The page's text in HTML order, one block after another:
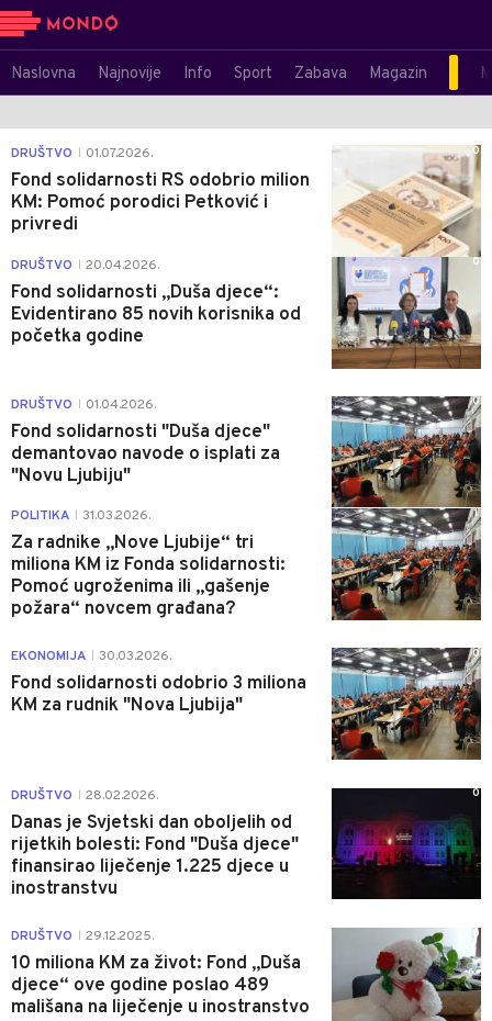
Naslovna Najnovije Info Sport Zabava Magazin
DRUŠTVO 01.07.2026.
Fond solidarnosti RS odobrio milion
KM: Pomoć porodici Petković i
privredi
0
DRUŠTVO 20.04.2026.
Fond solidarnosti „Duša djece“:
Evidentirano 85 novih korisnika od
početka godine
0
DRUŠTVO 01.04.2026.
Fond solidarnosti "Duša djece"
demantovao navode o isplati za
"Novu Ljubiju"
0
POLITIKA 31.03.2026.
Za radnike „Nove Ljubije“ tri
miliona KM iz Fonda solidarnosti:
Pomoć ugroženima ili „gašenje
požara“ novcem građana?
1
EKONOMIJA 30.03.2026.
Fond solidarnosti odobrio 3 miliona
KM za rudnik "Nova Ljubija"
0
DRUŠTVO 28.02.2026.
Danas je Svjetski dan oboljelih od
rijetkih bolesti: Fond "Duša djece"
finansirao liječenje 1.225 djece u
inostranstvu
0
DRUŠTVO 29.12.2025.
10 miliona KM za život: Fond „Duša
djece“ ove godine poslao 489
mališana na liječenje u inostranstvo
0